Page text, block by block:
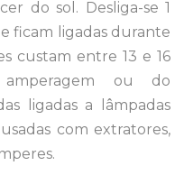
do sol. Desliga-se 1
ficam ligadas durante
custam entre 13 e 16
ou do
ligadas a lâmpadas
com extratores,